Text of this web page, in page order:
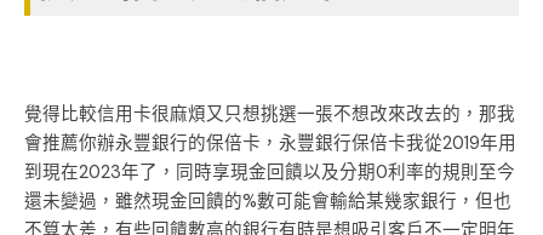
覺得比較信用卡很麻煩又只想挑選一張不想改來改去的，那我
會推薦你辦永豐銀行的保倍卡，永豐銀行保倍卡我從2019年用
到現在2023年了，同時享現金回饋以及分期0利率的規則至今
還未變過，雖然現金回饋的%數可能會輸給某幾家銀行，但也